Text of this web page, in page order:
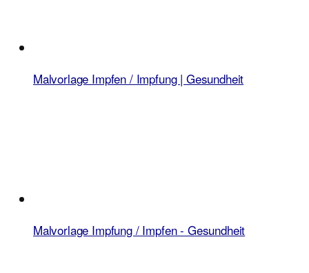
Malvorlage Impfen / Impfung | Gesundheit
Malvorlage Impfung / Impfen - Gesundheit